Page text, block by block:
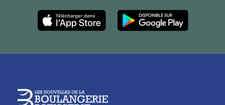
Les Nouvelles de la Boulangerie-Pâtisserie Française
27, av d’Eylau - 75782 Paris Cédex 16
01 53 70 16 25